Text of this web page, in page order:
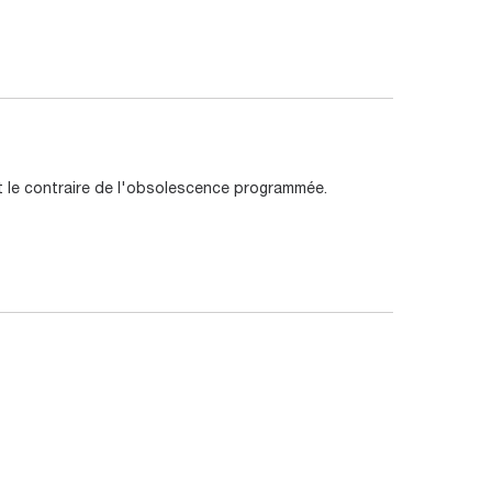
contraire de l'obsolescence programmée.